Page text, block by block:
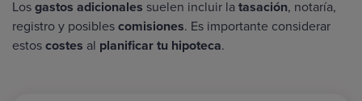
Losgastos adicionales suelen incluir latasación, notaría,
registro y posiblescomisiones. Es importante considerar
estoscostes al planificar tu hipoteca.